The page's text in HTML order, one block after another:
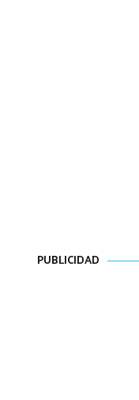
PUBLICIDAD